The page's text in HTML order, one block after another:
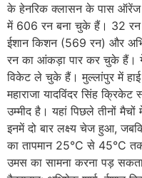
के हेनरिक क्लासन के पास ऑरेंज
में 606 रन बना चुके हैं। 32
ईशान किशन (569 रन) और
रन का आंकड़ा पार कर चुके हैं।
विकेट ले चुके हैं। मुल्लांपुर में हाई
महाराजा यादविंदर सिंह
उम्मीद है। यहां पिछले तीनों
इनमें दो बार लक्ष्य चेज हुआ,
का तापमान 25°C से 45°C
उमस का सामना करना पड़ सकता